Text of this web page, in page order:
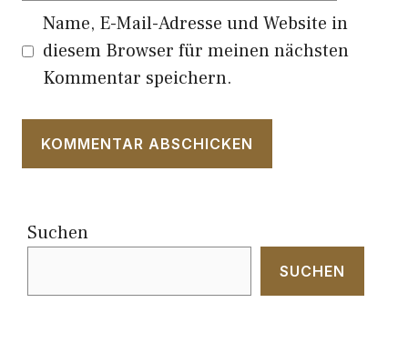
Name, E-Mail-Adresse und Website in
diesem Browser für meinen nächsten
Kommentar speichern.
Suchen
SUCHEN